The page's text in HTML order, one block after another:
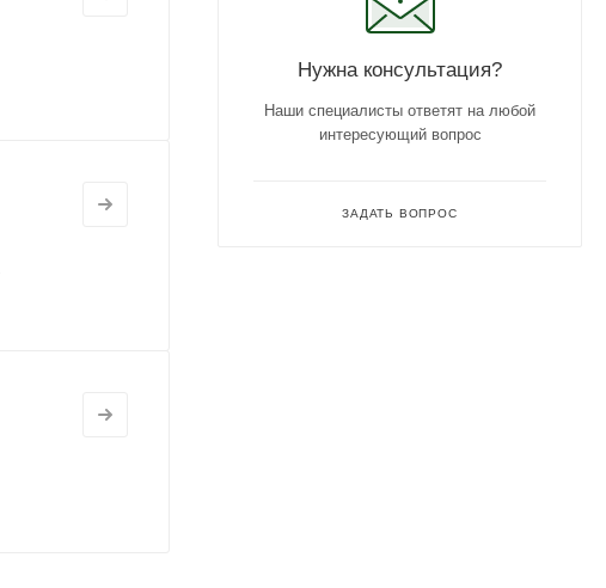
Нужна консультация?
Наши специалисты ответят на любой
интересующий вопрос
ЗАДАТЬ ВОПРОС